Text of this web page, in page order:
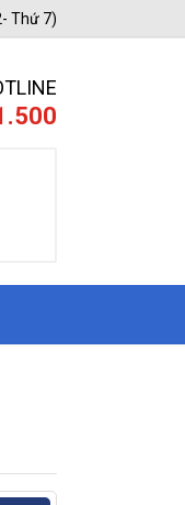
Thứ 7)